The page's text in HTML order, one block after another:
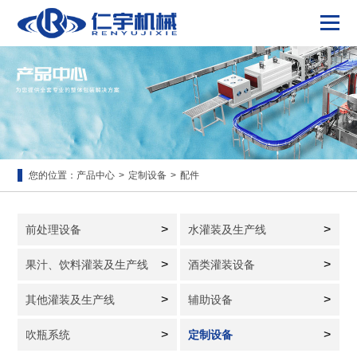
您的位置： 产品中心 > 定制设备 > 配件
前处理设备 > 水灌装及生产线 >
果汁、饮料灌装及生产线 > 酒类灌装设备 >
其他灌装及生产线 > 辅助设备 >
吹瓶系统 > 定制设备 >